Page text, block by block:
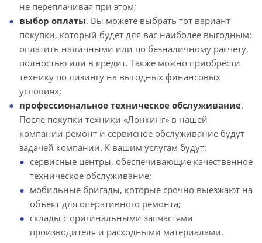
не переплачивая при этом;
выбор оплаты. Вы можете выбрать тот вариант
покупки, который будет для вас наиболее выгодным:
оплатить наличными или по безналичному расчету,
полностью или в кредит. Также можно приобрести
технику по лизингу на выгодных финансовых
условиях;
профессиональное техническое обслуживание.
После покупки техники «Лонкинг» в нашей
компании ремонт и сервисное обслуживание будут
задачей компании. К вашим услугам будут:
сервисные центры, обеспечивающие качественное
техническое обслуживание;
мобильные бригады, которые срочно выезжают на
объект для оперативного ремонта;
склады с оригинальными запчастями
производителя и расходными материалами.